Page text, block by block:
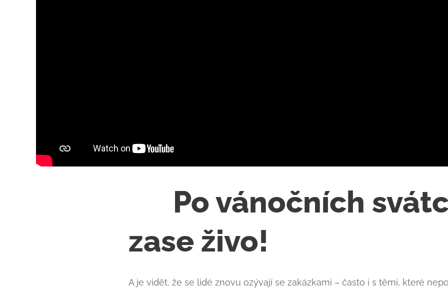
🔥 Po vánočních
zase živo! 🔥
A je vidět, že se lidé znovu ozývají se zakázkami – často i s těmi, které